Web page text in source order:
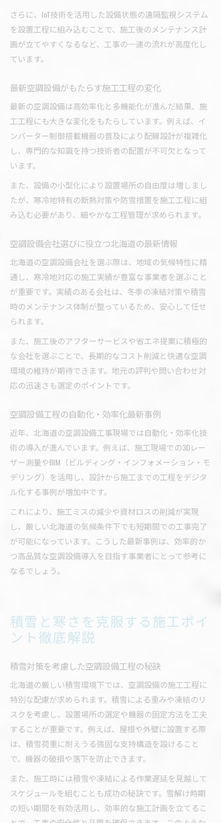
さらに、IoT技術を活用した設備状態の遠隔監視システム
を設置工程に組み込むことで、施工後のメンテナンス計
画が立てやすくなるなど、工事の一連の流れが高度化し
ています。
最新空調設備がもたらす施工工程の変化
最新の空調設備は高効率化と多機能化が進んだ結果、施
工工程にも大きな変化をもたらしています。例えば、イ
ンバーター制御搭載機器の普及により配線設計が複雑化
し、専門的な知識を持つ技術者の配置が不可欠となって
います。
また、設備の小型化により設置場所の自由度は増しまし
たが、寒冷地特有の断熱対策や防雪措置を施工工程に組
み込む必要があり、細やかな工程管理が求められます。
空調設備会社選びに役立つ北海道の最新情報
北海道の空調設備会社を選ぶ際は、地域の気候特性に精
通し、寒冷地対応の施工実績が豊富な事業者を選ぶこと
が重要です。実績のある会社は、冬季の凍結対策や積雪
時のメンテナンス体制が整っているため、安心して任せ
られます。
また、施工後のアフターサービスや省エネ提案に積極的
な会社を選ぶことで、長期的なコスト削減と快適な空調
環境の維持が期待できます。地元の評判や問い合わせ対
応の迅速さも選定のポイントです。
空調設備工程の自動化・効率化最新事例
近年、北海道の空調設備工事現場では自動化・効率化技
術の導入が進んでいます。例えば、施工現場での3Dレー
ザー測量やBIM（ビルディング・インフォメーション・モ
デリング）を活用し、設計から施工までの工程をデジタ
ル化する事例が増加中です。
これにより、施工ミスの減少や資材ロスの削減が実現
し、厳しい北海道の気候条件下でも短期間での工事完了
が可能になっています。こうした最新事例は、効率的か
つ高品質な空調設備導入を目指す事業者にとって参考に
なるでしょう。
積雪と寒さを克服する施工ポイ
ント徹底解説
積雪対策を考慮した空調設備工程の秘訣
北海道の厳しい積雪環境下では、空調設備の施工工程に
特別な配慮が求められます。積雪による重みや凍結のリ
スクを考慮し、設置場所の選定や機器の固定方法を工夫
することが重要です。例えば、屋根や外壁に設置する際
は、積雪荷重に耐えうる強固な支持構造を設けること
で、機器の破損や落下を防止できます。
また、施工時には積雪や凍結による作業遅延を見越して
スケジュールを組むことも成功の秘訣です。雪解け時期
の短い期間を有効活用し、効率的な施工計画を立てるこ